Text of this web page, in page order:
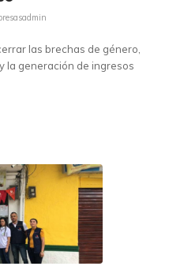
las brechas de género,
la generación de ingresos